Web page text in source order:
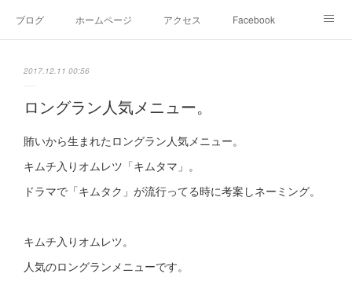
ブログ ホームページ アクセス Facebook
2017.12.11 00:56
ロングラン人気メニュー。
賄いから生まれたロングラン人気メニュー。
キムチ入りオムレツ「キムタマ」。
ドラマで「キムタク」が流行ってる時に考案しネーミング。
キムチ入りオムレツ。
人気のロングランメニューです。